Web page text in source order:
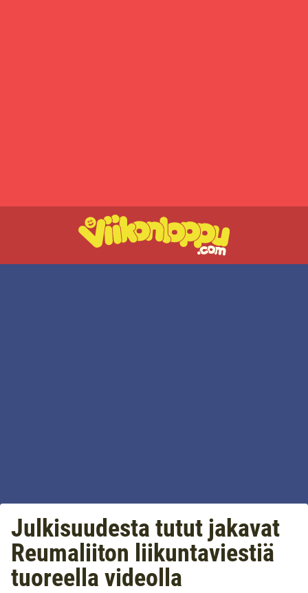
Julkisuudesta tutut jakavat
Reumaliiton liikuntaviestiä
tuoreella videolla